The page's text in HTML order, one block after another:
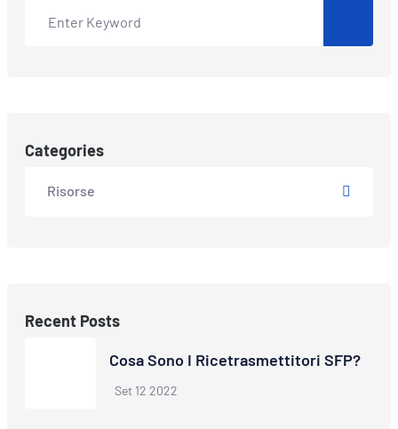
Categories
Risorse
Recent Posts
Cosa Sono I Ricetrasmettitori SFP?
Set 12 2022